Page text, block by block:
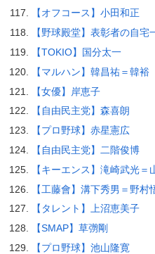
【オフコース】小田和正
【野球殿堂】表彰者の自宅
【TOKIO】国分太一
【マルハン】韓昌祐＝韓裕
【女優】岸恵子
【自由民主党】森喜朗
【プロ野球】赤星憲広
【自由民主党】二階俊博
【キーエンス】滝崎武光＝
【工藤會】溝下秀男＝野村
【タレント】上沼恵美子
【SMAP】草彅剛
【プロ野球】池山隆寛